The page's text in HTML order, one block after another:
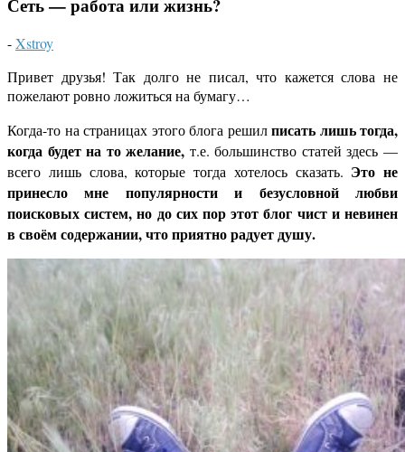
-Xstroy
Привет друзья! Так долго не писал, что кажется слова не
пожелают ровно ложиться на бумагу…
Когда-то на страницах этого блога решилписать лишь тогда,
когда будет на то желание, т.е. большинство статей здесь —
всего лишь слова, которые тогда хотелось сказать. Это не
принесло мне популярности и безусловной любви
поисковых систем, но до сих пор этот блог чист и невинен
в своём содержании, что приятно радует душу.